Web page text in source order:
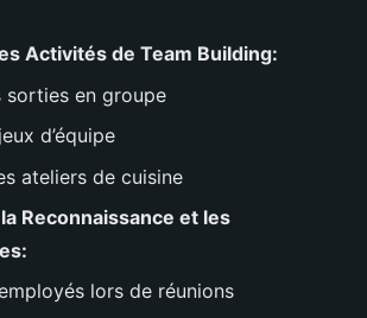
Activités de Team Building:
sorties en groupe
d’équipe
ateliers de cuisine
Reconnaissance et les
lors de réunions